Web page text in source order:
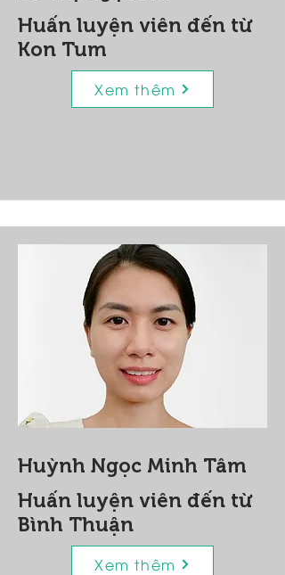
Huấn luyện viên đến từ
Kon Tum
Xem thêm
Huỳnh Ngọc Minh Tâm
Huấn luyện viên đến từ
Bình Thuận
Xem thêm